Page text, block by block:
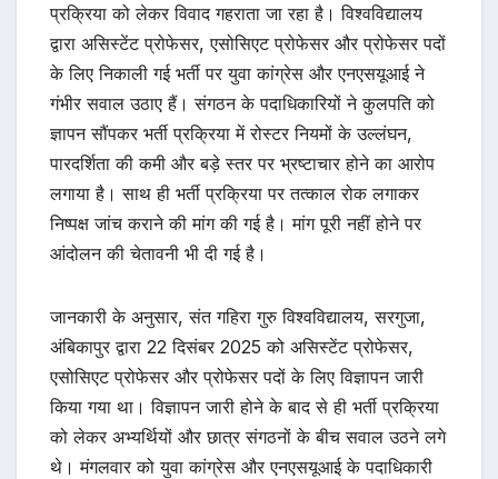
प्रक्रिया को लेकर विवाद गहराता जा रहा है। विश्वविद्यालय
द्वारा असिस्टेंट प्रोफेसर, एसोसिएट प्रोफेसर और प्रोफेसर पदों
के लिए निकाली गई भर्ती पर युवा कांग्रेस और एनएसयूआई ने
गंभीर सवाल उठाए हैं। संगठन के पदाधिकारियों ने कुलपति को
ज्ञापन सौंपकर भर्ती प्रक्रिया में रोस्टर नियमों के उल्लंघन,
पारदर्शिता की कमी और बड़े स्तर पर भ्रष्टाचार होने का आरोप
लगाया है। साथ ही भर्ती प्रक्रिया पर तत्काल रोक लगाकर
निष्पक्ष जांच कराने की मांग की गई है। मांग पूरी नहीं होने पर
आंदोलन की चेतावनी भी दी गई है।
जानकारी के अनुसार, संत गहिरा गुरु विश्वविद्यालय, सरगुजा,
अंबिकापुर द्वारा 22 दिसंबर 2025 को असिस्टेंट प्रोफेसर,
एसोसिएट प्रोफेसर और प्रोफेसर पदों के लिए विज्ञापन जारी
किया गया था। विज्ञापन जारी होने के बाद से ही भर्ती प्रक्रिया
को लेकर अभ्यर्थियों और छात्र संगठनों के बीच सवाल उठने लगे
थे। मंगलवार को युवा कांग्रेस और एनएसयूआई के पदाधिकारी